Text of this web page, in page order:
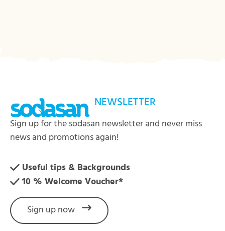
NEWSLETTER
Sign up for the sodasan newsletter and never miss
news and promotions again!
Useful tips & Backgrounds
10 % Welcome Voucher*
Sign up now